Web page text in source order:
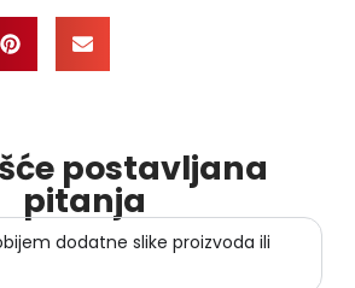
postavljana
pitanja
dodatne slike proizvoda ili